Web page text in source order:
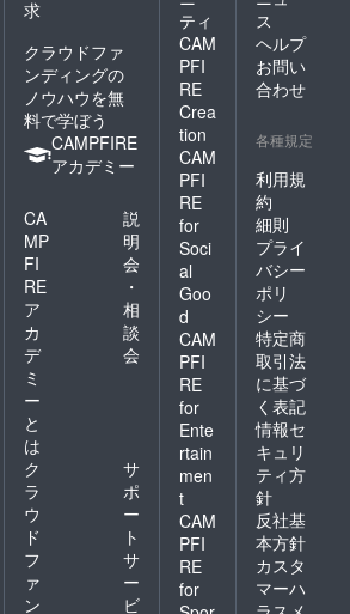
求
クラウドファ
ンディングの
ノウハウを無
料で学ぼう
CAMPFIRE
アカデミー
CA
MP
FI
RE
ア
カ
デ
ミ
ー
と
は
説
明
会
・
相
談
会
ク
ラ
ウ
ド
フ
ァ
ン
サ
ポ
ー
ト
サ
ー
ビ
ティ
CAM
PFI
RE
Crea
tion
CAM
PFI
RE
for
Soci
al
Goo
d
CAM
PFI
RE
for
Ente
rtain
men
t
CAM
PFI
RE
for
ス
ヘルプ
お問い
合わせ
各種規定
利用規
約
細則
プライ
バシー
ポリ
シー
特定商
取引法
に基づ
く表記
情報セ
キュリ
ティ方
針
反社基
本方針
カスタ
マーハ